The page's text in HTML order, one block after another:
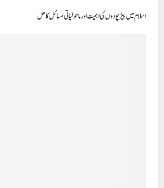
اسلام میں پیڑ پودوں کی اہمیت اور ماحولیاتی مسائل کا حل